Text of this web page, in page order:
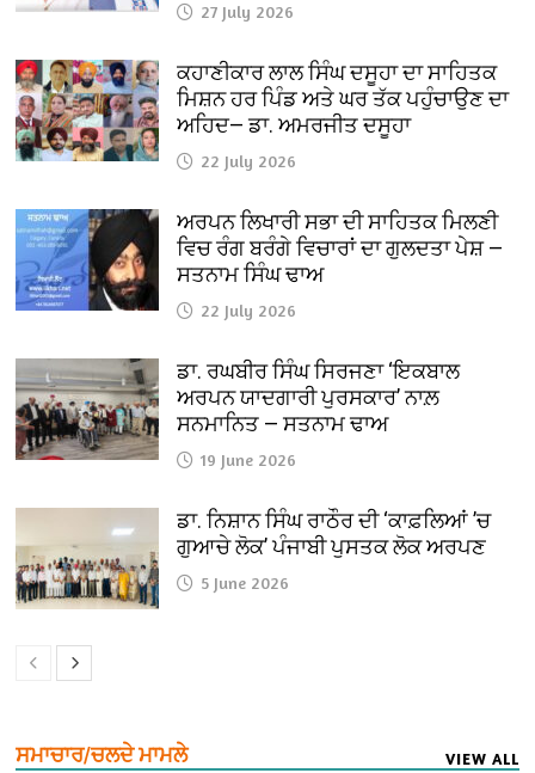
27 July 2026
ਕਹਾਣੀਕਾਰ ਲਾਲ ਸਿੰਘ ਦਸੂਹਾ ਦਾ ਸਾਹਿਤਕ
ਮਿਸ਼ਨ ਹਰ ਪਿੰਡ ਅਤੇ ਘਰ ਤੱਕ ਪਹੁੰਚਾਉਣ ਦਾ
ਅਹਿਦ— ਡਾ. ਅਮਰਜੀਤ ਦਸੂਹਾ
22 July 2026
ਅਰਪਨ ਲਿਖਾਰੀ ਸਭਾ ਦੀ ਸਾਹਿਤਕ ਮਿਲਣੀ
ਵਿਚ ਰੰਗ ਬਰੰਗੇ ਵਿਚਾਰਾਂ ਦਾ ਗੁਲਦਤਾ ਪੇਸ਼ —
ਸਤਨਾਮ ਸਿੰਘ ਢਾਅ
22 July 2026
ਡਾ. ਰਘਬੀਰ ਸਿੰਘ ਸਿਰਜਣਾ ‘ਇਕਬਾਲ
ਅਰਪਨ ਯਾਦਗਾਰੀ ਪੁਰਸਕਾਰ’ ਨਾਲ਼
ਸਨਮਾਨਿਤ — ਸਤਨਾਮ ਢਾਅ
19 June 2026
ਡਾ. ਨਿਸ਼ਾਨ ਸਿੰਘ ਰਾਠੌਰ ਦੀ ‘ਕਾਫ਼ਲਿਆਂ ’ਚ
ਗੁਆਚੇ ਲੋਕ’ ਪੰਜਾਬੀ ਪੁਸਤਕ ਲੋਕ ਅਰਪਣ
5 June 2026
ਸਮਾਚਾਰ/ਚਲਦੇ ਮਾਮਲੇ VIEW ALL